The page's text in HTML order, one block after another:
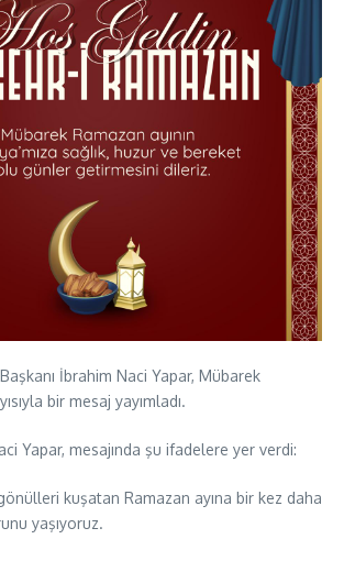
İbrahim Naci Yapar, Mübarek
bir mesaj yayımladı.
Yapar, mesajında şu ifadelere yer verdi:
kuşatan Ramazan ayına bir kez daha
yaşıyoruz.